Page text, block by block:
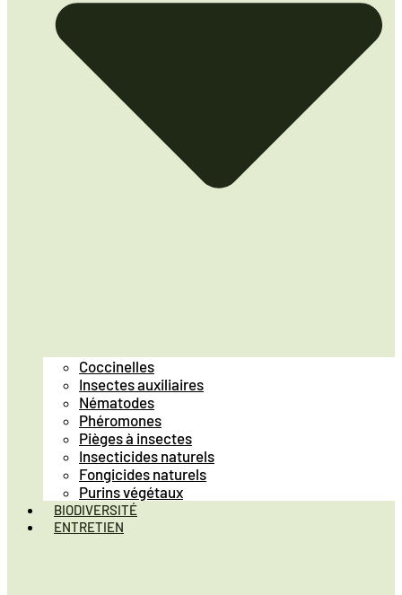
Coccinelles
Insectes auxiliaires
Nématodes
Phéromones
Pièges à insectes
Insecticides naturels
Fongicides naturels
Purins végétaux
BIODIVERSITÉ
ENTRETIEN